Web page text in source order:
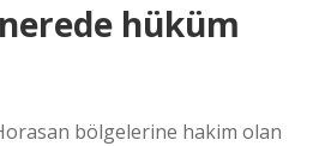
hüküm
bölgelerine hakim olan